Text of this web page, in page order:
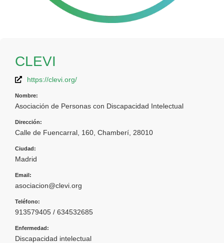
CLEVI
https://clevi.org/
Nombre:
Asociación de Personas con Discapacidad Intelectual
Dirección:
Calle de Fuencarral, 160, Chamberí, 28010
Ciudad:
Madrid
Email:
asociacion@clevi.org
Teléfono:
913579405 / 634532685
Enfermedad:
Discapacidad intelectual